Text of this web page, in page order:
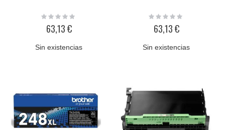
Rating:
63,13 €
Sin existencias
Rating:
63,13 €
Sin existencias